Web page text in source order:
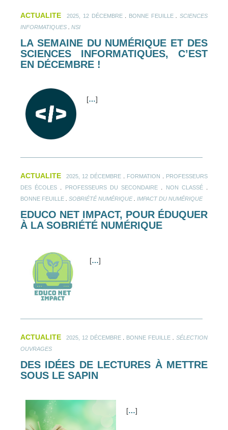
ACTUALITE 2025, 12 DÉCEMBRE. BONNE FEUILLE.SCIENCES
INFORMATIQUES
NSI
LA SEMAINE DU NUMÉRIQUE ET DES
SCIENCES INFORMATIQUES, C’EST
EN DÉCEMBRE !
[…]
ACTUALITE 2025, 12 DÉCEMBRE FORMATION
PROFESSEURS
DES ÉCOLES
PROFESSEURS DU SECONDAIRE NON CLASSÉ.
BONNE FEUILLE SOBRIÉTÉ NUMÉRIQUE. IMPACT DU NUMÉRIQUE
EDUCO NET IMPACT, POUR ÉDUQUER
À LA SOBRIÉTÉ NUMÉRIQUE
[…]
ACTUALITE 2025, 12 DÉCEMBRE. BONNE FEUILLE .SÉLECTION
OUVRAGES
DES IDÉES DE LECTURES À METTRE
SOUS LE SAPIN
[…]